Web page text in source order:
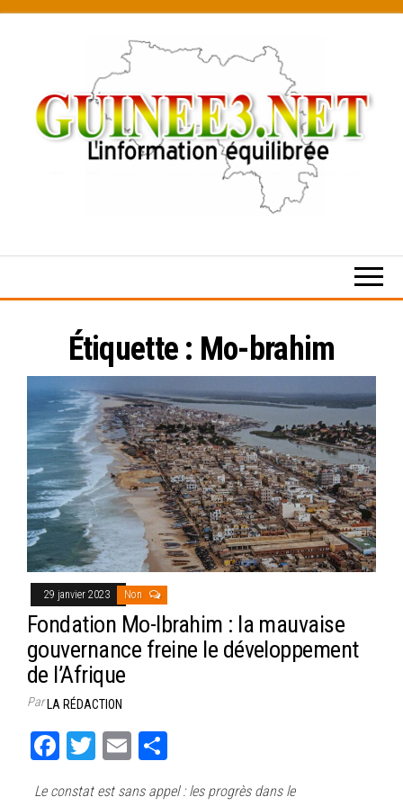
content
Étiquette : Mo-brahim
29 janvier 2023 Non
Fondation Mo-Ibrahim : la mauvaise
gouvernance freine le développement
de l’Afrique
ParLA RÉDACTION
Fa
T
E
Le constat est sans appel : les progrès dans le